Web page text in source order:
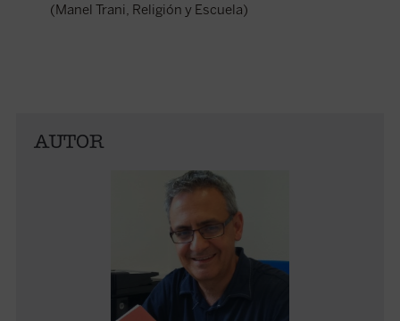
(Manel Trani, Religión y Escuela)
AUTOR